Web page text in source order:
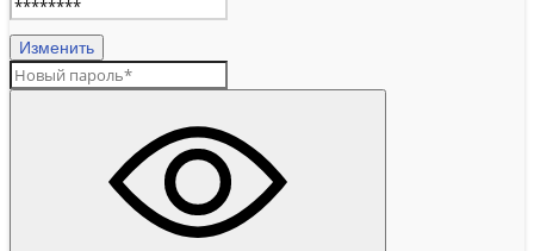
Изменить